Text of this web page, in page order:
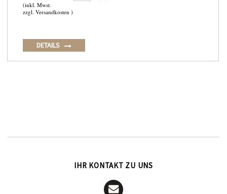
(inkl. Mwst.
zzgl. Versandkosten )
DETAILS
IHR KONTAKT ZU UNS